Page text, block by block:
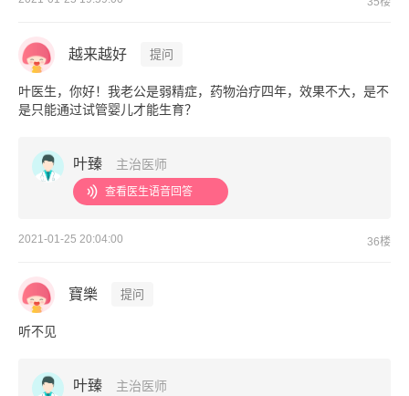
越来越好 提问
叶医生，你好！我老公是弱精症，药物治疗四年，效果不大，是不
是只能通过试管婴儿才能生育？
叶臻 主治医师
查看医生语音回答
2021-01-25 20:04:00 36楼
寶樂 提问
听不见
叶臻 主治医师